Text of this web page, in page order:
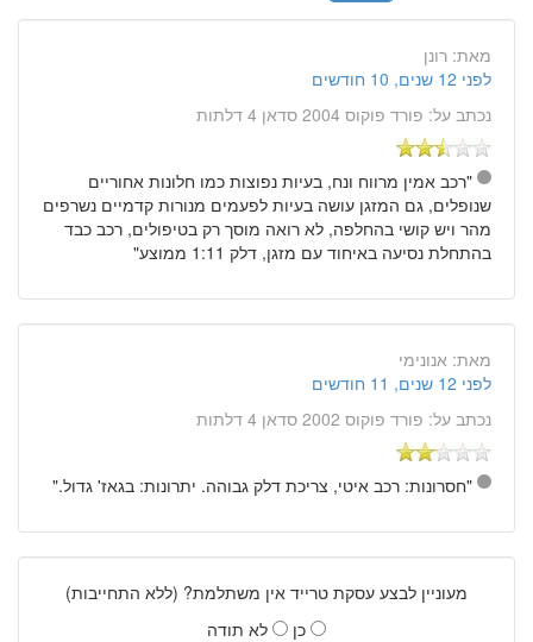
מאת: רונן
לפני 12 שנים, 10 חודשים
נכתב על: פורד פוקוס 2004 סדאן 4 דלתות
"רכב אמין מרווח ונח, בעיות נפוצות כמו חלונות אחוריים
שנופלים, גם המזגן עושה בעיות לפעמים מנורות קדמיים נשרפים
מהר ויש קושי בהחלפה, לא רואה מוסך רק בטיפולים, רכב כבד
בהתחלת נסיעה באיחוד עם מזגן, דלק 1:11 ממוצע"
מאת: אנונימי
לפני 12 שנים, 11 חודשים
נכתב על: פורד פוקוס 2002 סדאן 4 דלתות
"חסרונות: רכב איטי, צריכת דלק גבוהה. יתרונות: בגאז' גדול."
מעוניין לבצע עסקת טרייד אין משתלמת? (ללא התחייבות)
כן
לא תודה